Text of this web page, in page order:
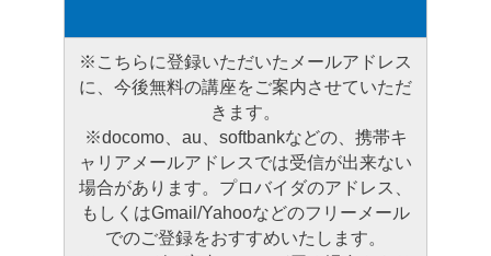
※こちらに登録いただいたメールアドレス
に、今後無料の講座をご案内させていただ
きます。
※docomo、au、softbankなどの、携帯キ
ャリアメールアドレスでは受信が出来ない
場合があります。プロバイダのアドレス、
もしくはGmail/Yahooなどのフリーメール
でのご登録をおすすめいたします。